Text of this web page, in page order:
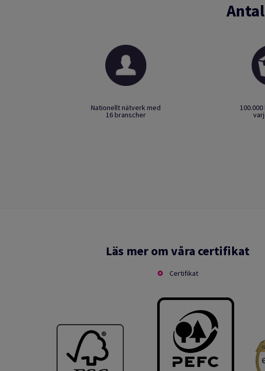
Nationellt nätverk med
16 branscher
Läs mer om våra certifikat
Certifikat